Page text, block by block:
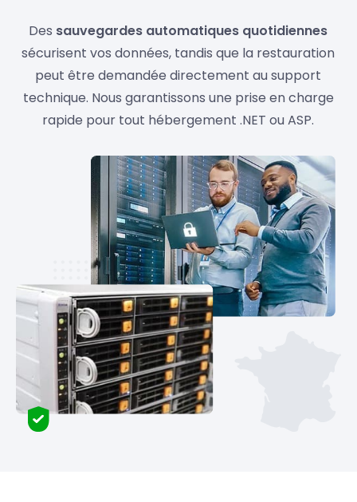
Des sauvegardes automatiques quotidiennes
sécurisent vos données, tandis que la restauration
peut être demandée directement au support
technique. Nous garantissons une prise en charge
rapide pour tout hébergement .NET ou ASP.